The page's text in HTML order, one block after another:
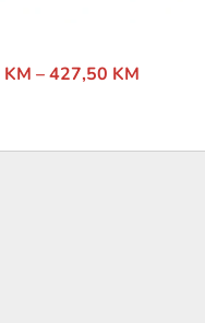
KM –427,50 KM